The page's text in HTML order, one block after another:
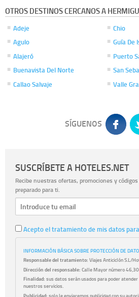
OTROS DESTINOS CERCANOS A
Adeje
Agulo
Alajeró
Buenavista Del Norte
Callao Salvaje
Chio
Guía De
Puerto
San
Valle
SÍGUENOS
SUSCRÍBETE A HOTELES.NET
Recibe nuestras ofertas, promociones y
preparado para ti.
Acepto el tratamiento de mis datos
INFORMACIÓN BÁSICA SOBRE PROTECCIÓN DE
Responsable del tratamiento: Viajes Anticiclón S.L/
Dirección del responsable: Calle Mayor número
Finalidad: sus datos serán usados para poder
nuestros servicios.